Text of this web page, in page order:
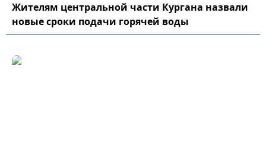
Жителям центральной части Кургана назвали
новые сроки подачи горячей воды